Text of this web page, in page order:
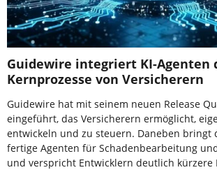
Guidewire integriert KI-Agenten
Kernprozesse von Versicherern
Guidewire hat mit seinem neuen Release
eingeführt, das Versicherern ermöglicht,
entwickeln und zu steuern. Daneben bringt
fertige Agenten für Schadenbearbeitung
und verspricht Entwicklern deutlich kürzere